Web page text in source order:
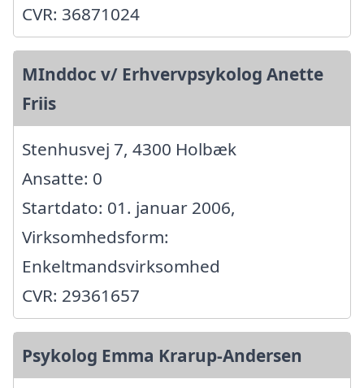
CVR: 36871024
MInddoc v/ Erhvervpsykolog Anette
Friis
Stenhusvej 7, 4300 Holbæk
Ansatte: 0
Startdato: 01. januar 2006,
Virksomhedsform:
Enkeltmandsvirksomhed
CVR: 29361657
Psykolog Emma Krarup-Andersen